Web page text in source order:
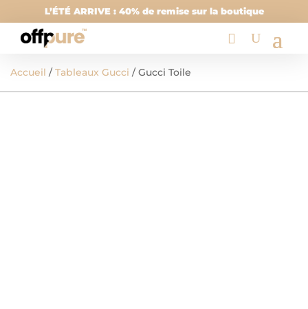
L’ÉTÉ ARRIVE : 40% de remise sur la boutique
Accueil /Tableaux Gucci / Gucci Toile